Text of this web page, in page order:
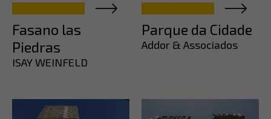
Fasano las
Piedras
ISAY WEINFELD
Parque da Cidade
Addor & Associados